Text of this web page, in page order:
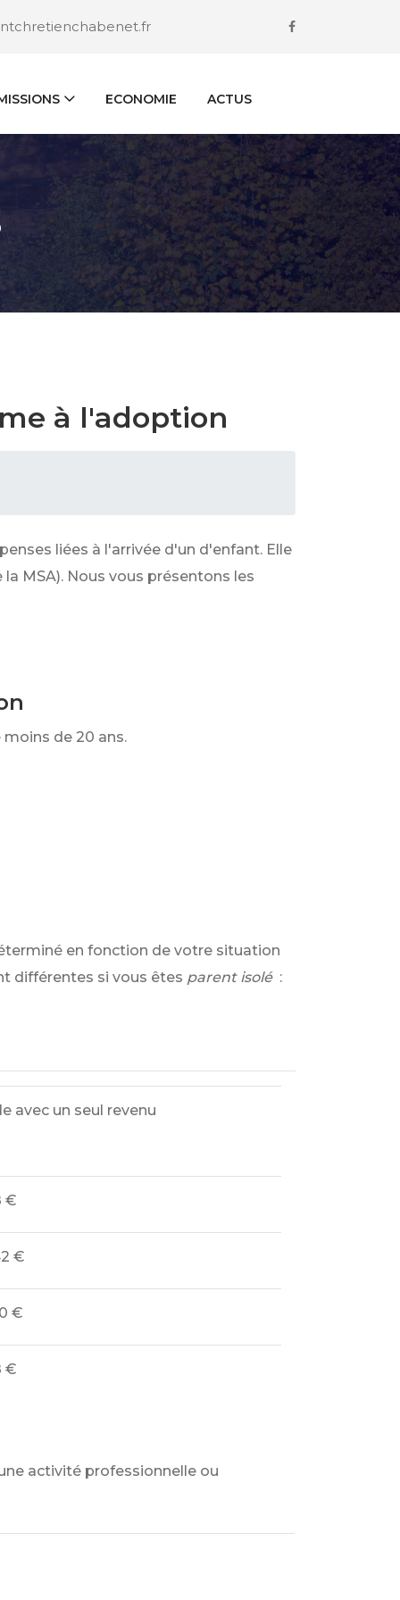
ECONOMIE ACTUS
à l'adoption
liées à l'arrivée d'un d'enfant. Elle
MSA). Nous vous présentons les
de 20 ans.
en fonction de votre situation
différentes si vous êtes parent isolé :
avec un seul revenu
€
€
€
€
activité professionnelle ou